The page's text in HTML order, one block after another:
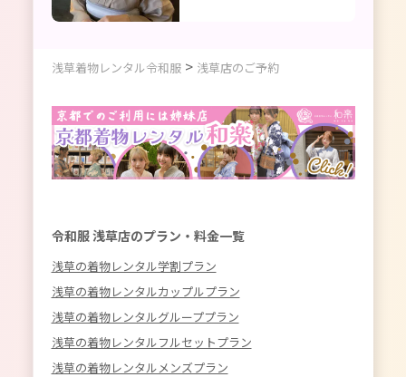
浅草着物レンタル令和服> 浅草店のご予約
令和服 浅草店のプラン・料金一覧
浅草の着物レンタル学割プラン
浅草の着物レンタルカップルプラン
浅草の着物レンタルグループプラン
浅草の着物レンタルフルセットプラン
浅草の着物レンタルメンズプラン